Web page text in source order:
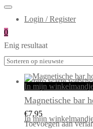
Login / Register
0
Enig resultaat
In mijn
Magnetische bar
€7,95
In mijn
Toevoegen aan